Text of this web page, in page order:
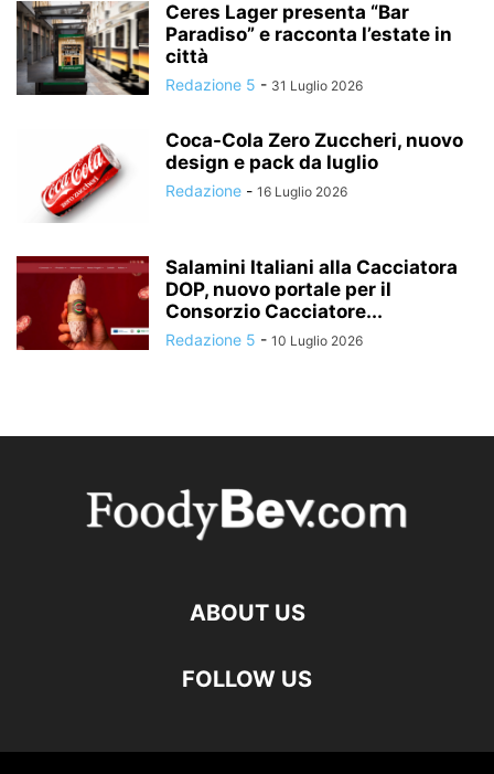
Ceres Lager presenta “Bar
Paradiso” e racconta l’estate in
città
Redazione 5 - 31 Luglio 2026
Coca-Cola Zero Zuccheri, nuovo
design e pack da luglio
Redazione - 16 Luglio 2026
Salamini Italiani alla Cacciatora
DOP, nuovo portale per il
Consorzio Cacciatore...
Redazione 5 - 10 Luglio 2026
ABOUT US
FOLLOW US